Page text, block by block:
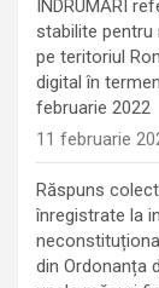
ÎNDRUMĂRI
stabilite
pe teritoriul
digital în
februarie 2022
11 februarie
Răspuns
înregistrate la
din Ordonanța